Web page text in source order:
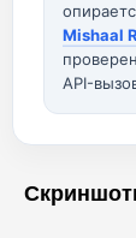
Mishaal
API-